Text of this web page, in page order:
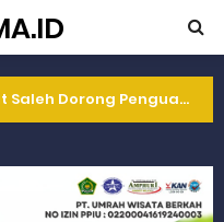
Pertanian di Kabupaten Agam
Korban Banjir Bandang di Sumbar